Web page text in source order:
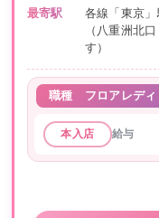
最寄駅
各線「東京
（八重洲北
す）
職種 フロアレディ
本入店 給与